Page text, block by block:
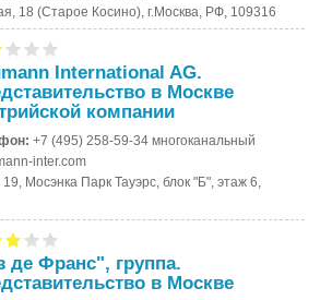
18 (Старое Косино), г.Москва, РФ, 109316
International AG.
в Москве
компании
+7 (495) 258-59-34 многоканальный
inter.com
19, Мосэнка Парк Тауэрс, блок "Б", этаж 6,
де Франс", группа.
в Москве